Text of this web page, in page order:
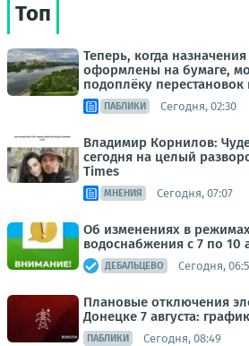
Топ
Теперь, когда
оформлены на бумаге,
подоплёку
ПАБЛИКИ Сегодня, 02:30
Владимир Корнилов:
сегодня на целый
Times
МНЕНИЯ Сегодня, 07:07
Об изменениях в
водоснабжения с 7 по 10
ДЕБАЛЬЦЕВО Сегодня,
Плановые отключения
Донецке 7 августа:
ПАБЛИКИ Сегодня, 08:49